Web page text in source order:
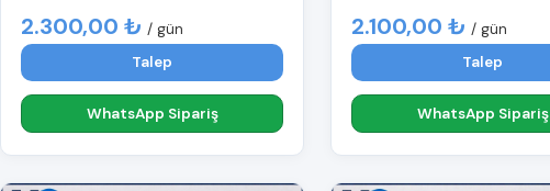
2.300,00 ₺ / gün
Talep
WhatsApp Sipariş
2.100,00 ₺ / gün
Talep
WhatsApp Sipariş